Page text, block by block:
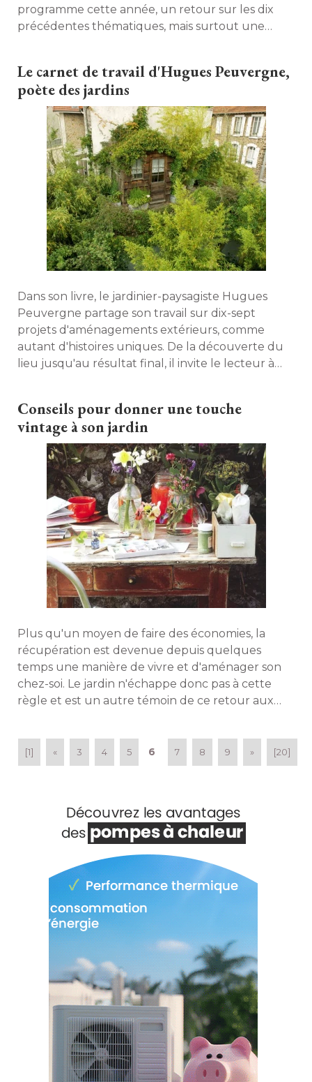
programme cette année, un retour sur les dix
précédentes thématiques, mais surtout une
Le carnet de travail d'Hugues Peuvergne,
poète des jardins
Dans son livre, le jardinier-paysagiste Hugues
Peuvergne partage son travail sur dix-sept
projets d'aménagements extérieurs, comme
autant d'histoires uniques. De la découverte du
lieu jusqu'au résultat final, il invite le lecteur à
Conseils pour donner une touche
vintage à son jardin
Plus qu'un moyen de faire des économies, la
récupération est devenue depuis quelques
temps une manière de vivre et d'aménager son
chez-soi. Le jardin n'échappe donc pas à cette
règle et est un autre témoin de ce retour aux
de vivre" mélangeant astuces déco et
découvertes d'espaces réaménagés à la mode
[1] « 3 4 5 6 7 8 9 » [20]